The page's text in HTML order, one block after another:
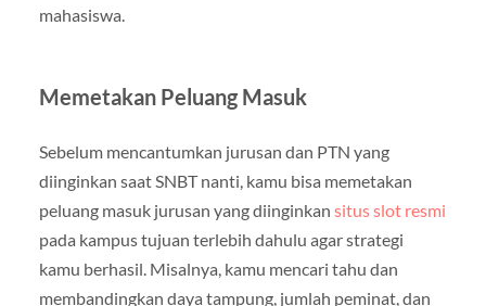
mahasiswa.
Memetakan Peluang Masuk
Sebelum mencantumkan jurusan dan PTN yang
diinginkan saat SNBT nanti, kamu bisa memetakan
peluang masuk jurusan yang diinginkan situs slot resmi
pada kampus tujuan terlebih dahulu agar strategi
kamu berhasil. Misalnya, kamu mencari tahu dan
membandingkan daya tampung, jumlah peminat, dan